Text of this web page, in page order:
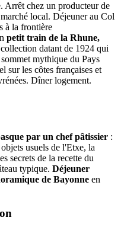
Arrêt chez un producteur de
local. Déjeuner au Col
à la frontière
petit train de la Rhune,
datant de 1924 qui
mythique du Pays
sur les côtes françaises et
Dîner logement.
par un chef pâtissier :
usuels de l'Etxe, la
secrets de la recette du
typique. Déjeuner
de Bayonne en